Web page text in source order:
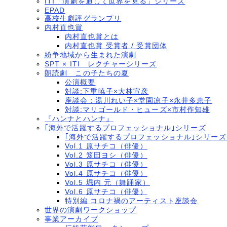
EPAD
高校生劇評グランプリ
内村直也賞
内村直也賞とは
内村直也賞 受賞者 / 受賞団体
紛争地域から生まれた演劇
SPT × ITI レクチャーシリーズ
朗読劇 この子たちの夏
公演概要
対談:下重暁子×大林宣彦
座談会：湯川れい子×堂園凉子×永井多恵子
対談:マリゴールド・ヒューズ×市村作知雄
『ハンナとハンナ』
｢海外で活躍するプロフェッショナル｣シリーズ
｢海外で活躍するプロフェッショナル｣シリー
Vol.1 原サチコ（俳優）
Vol.2 笈田ヨシ（俳優）
Vol.3 原サチコ（俳優）
Vol.4 原サチコ（俳優）
Vol.5 堀内 元（舞踊家）
Vol.6 原サチコ（俳優）
特別編 コロナ禍のアーティスト座談会
世界の演劇ワークショップ
事業アーカイブ